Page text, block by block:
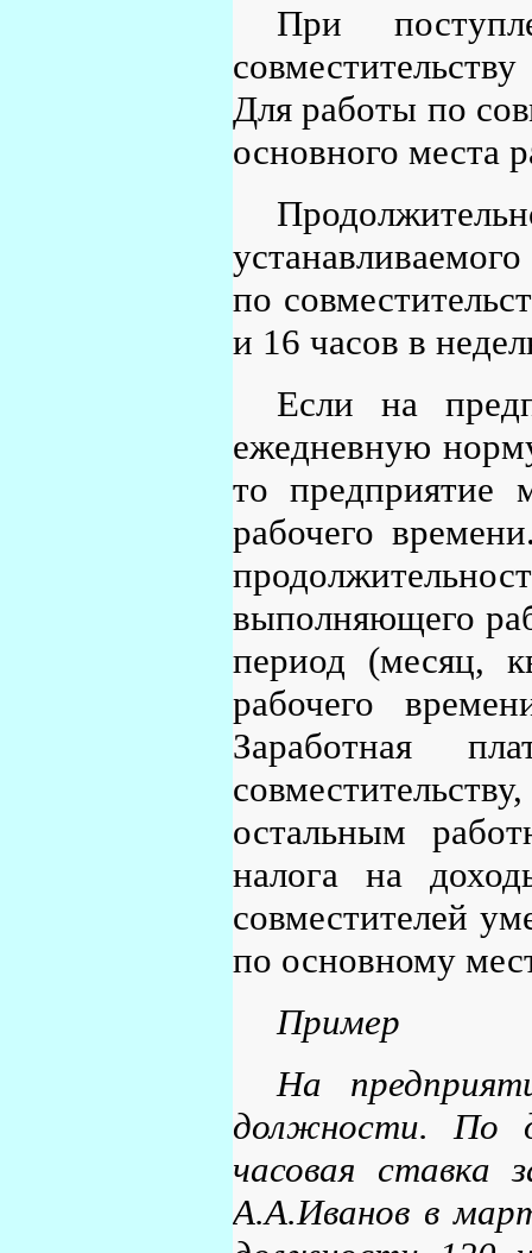
При
Для работы по
основного места
по
и 16 часов в
Если на
ежедневную
то предприятие
рабочего
выполняющего
период (месяц,
рабочего
Заработная
остальным
налога на
совместителей
по основному
Пример
На
должности. По
часовая ставка
А.А.Иванов в